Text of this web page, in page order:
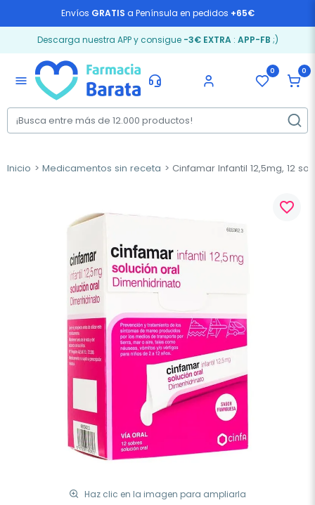
Envíos GRATIS a Península en pedidos +65€
Descarga nuestra APP y consigue -3€ EXTRA: APP-FB ;)
menu
0 0
Inicio Medicamentos sin receta Cinfamar Infantil 12,5mg, 12
Haz clic en la imagen para ampliarla
favorite_border